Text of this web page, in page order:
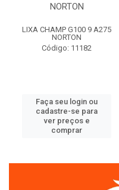
NORTON
LIXA CHAMP G100 9 A275
NORTON
Código: 11182
Faça seu login ou
cadastre-se para
ver preços e
comprar